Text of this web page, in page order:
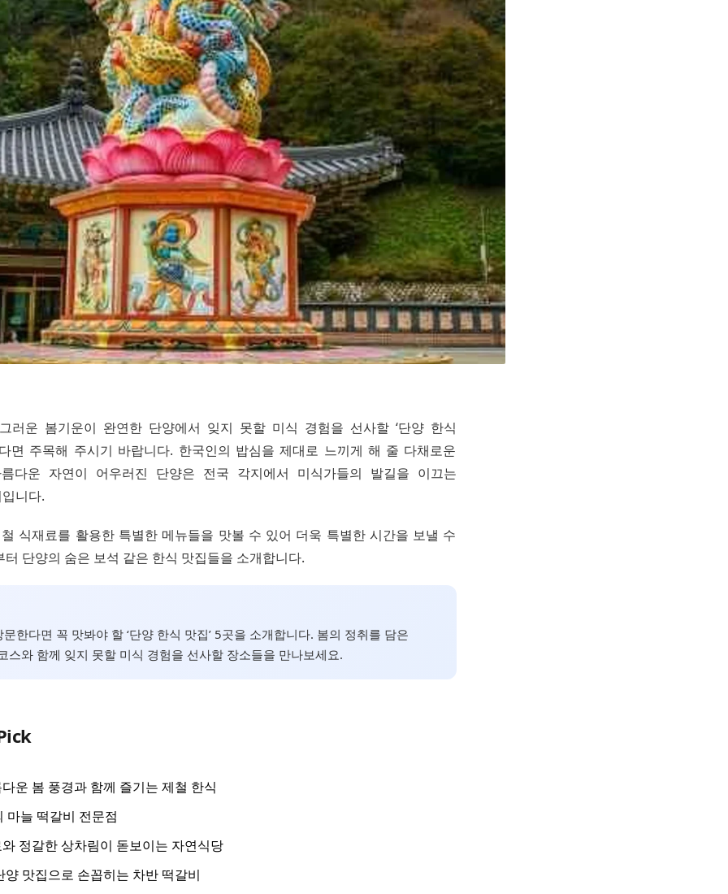
러운 봄기운이 완연한 단양에서 잊지 못할 미식 경험을 선사할 ‘단양 한식
면 주목해 주시기 바랍니다. 한국인의 밥심을 제대로 느끼게 해 줄 다채로운
다운 자연이 어우러진 단양은 전국 각지에서 미식가들의 발길을 이끄는
니다.
식재료를 활용한 특별한 메뉴들을 맛볼 수 있어 더욱 특별한 시간을 보낼 수
단양의 숨은 보석 같은 한식 맛집들을 소개합니다.
한다면 꼭 맛봐야 할 ‘단양 한식 맛집’ 5곳을 소개합니다. 봄의 정취를 담은
스와 함께 잊지 못할 미식 경험을 선사할 장소들을 만나보세요.
운 봄 풍경과 함께 즐기는 제철 한식
마늘 떡갈비 전문점
정갈한 상차림이 돋보이는 자연식당
양 맛집으로 손꼽히는 차반 떡갈비